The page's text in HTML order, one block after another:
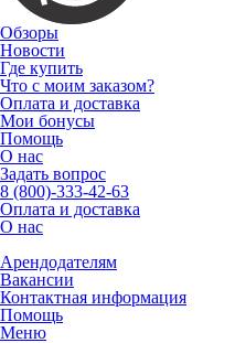
Обзоры
Новости
Где купить
Что с моим заказом?
Оплата и доставка
Мои бонусы
Помощь
О нас
Задать вопрос
8 (800)-333-42-63
Оплата и доставка
О нас
Арендодателям
Вакансии
Контактная информация
Помощь
Меню